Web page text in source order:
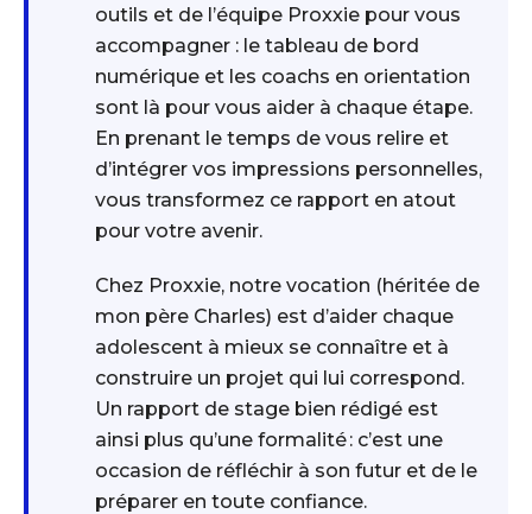
outils et de l’équipe Proxxie pour vous
accompagner : le tableau de bord
numérique et les coachs en orientation
sont là pour vous aider à chaque étape.
En prenant le temps de vous relire et
d’intégrer vos impressions personnelles,
vous transformez ce rapport en atout
pour votre avenir.
Chez Proxxie, notre vocation (héritée de
mon père Charles) est d’aider chaque
adolescent à mieux se connaître et à
construire un projet qui lui correspond.
Un rapport de stage bien rédigé est
ainsi plus qu’une formalité : c’est une
occasion de réfléchir à son futur et de le
préparer en toute confiance.